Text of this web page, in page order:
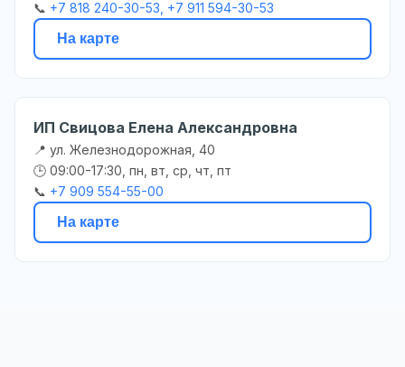
📞 +7 818 240-30-53, +7 911 594-30-53
На карте
ИП Свицова Елена Александровна
📍 ул. Железнодорожная, 40
🕒 09:00-17:30, пн, вт, ср, чт, пт
📞 +7 909 554-55-00
На карте